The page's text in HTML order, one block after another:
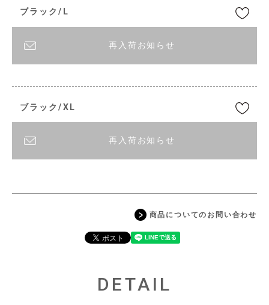
ブラック/L
再入荷お知らせ
ブラック/XL
再入荷お知らせ
商品についてのお問い合わせ
DETAIL